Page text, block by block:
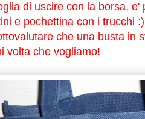
di uscire con la borsa,
e pochettina con i trucchi :)
che una busta in
volta che vogliamo!